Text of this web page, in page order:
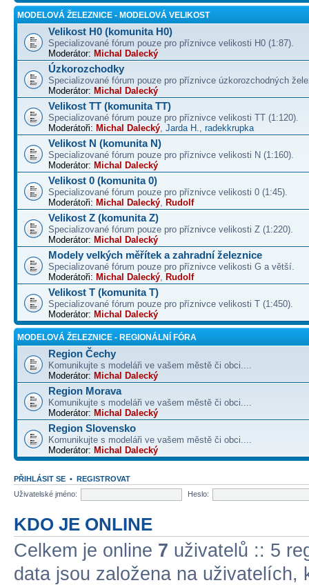
MODELOVÁ ŽELEZNICE - MODELOVÁ VELIKOST
Velikost H0 (komunita H0)
Specializované fórum pouze pro příznivce velikosti H0 (1:87).
Moderátor: Michal Dalecký
Úzkorozchodky
Specializované fórum pouze pro příznivce úzkorozchodných
Moderátor: Michal Dalecký
Velikost TT (komunita TT)
Specializované fórum pouze pro příznivce velikosti TT (1:120).
Moderátoři: Michal Dalecký, Jarda H., radekkrupka
Velikost N (komunita N)
Specializované fórum pouze pro příznivce velikosti N (1:160).
Moderátor: Michal Dalecký
Velikost 0 (komunita 0)
Specializované fórum pouze pro příznivce velikosti 0 (1:45).
Moderátoři: Michal Dalecký, Rudolf
Velikost Z (komunita Z)
Specializované fórum pouze pro příznivce velikosti Z (1:220).
Moderátor: Michal Dalecký
Modely velkých měřítek a zahradní železnice
Specializované fórum pouze pro příznivce velikosti G a větší.
Moderátoři: Michal Dalecký, Rudolf
Velikost T (komunita T)
Specializované fórum pouze pro příznivce velikosti T (1:450).
Moderátor: Michal Dalecký
MODELOVÁ ŽELEZNICE - REGIONÁLNÍ FÓRA
Region Čechy
Komunikujte s modeláři ve vašem městě či obci....
Moderátor: Michal Dalecký
Region Morava
Komunikujte s modeláři ve vašem městě či obci....
Moderátor: Michal Dalecký
Region Slovensko
Komunikujte s modeláři ve vašem městě či obci....
Moderátor: Michal Dalecký
PŘIHLÁSIT SE • REGISTROVAT
Uživatelské jméno:
Heslo:
KDO JE ONLINE
Celkem je online 7 uživatelů :: 5
data jsou založena na